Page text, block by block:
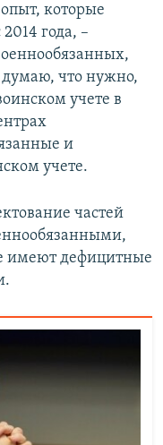
которые
года, –
думаю, что нужно,
учете в
и
учете.
частей
имеют дефицитные